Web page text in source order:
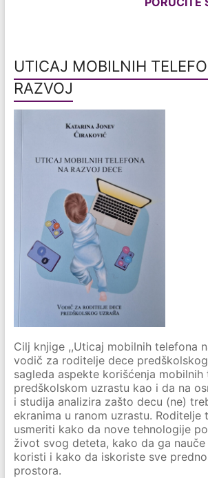
UTICAJ MOBILNIH
RAZVOJ
Cilj knjige ,,Uticaj mobilnih telefona
vodič za roditelje dece
sagleda aspekte korišćenja mobilnih
predškolskom uzrastu kao i da na
i studija analizira zašto decu (ne)
ekranima u ranom uzrastu. Roditelje
usmeriti kako da nove tehnologije
život svog deteta, kako da ga
koristi i kako da iskoriste sve
prostora.